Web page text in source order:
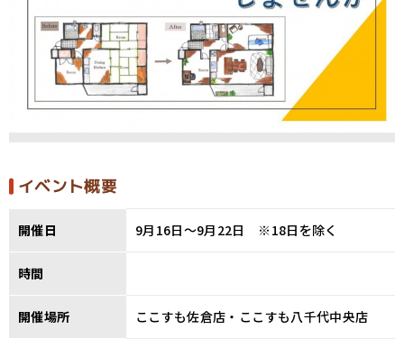
イベント概要
開催日 9月16日～9月22日 ※18日を除く
時間
開催場所 ここすも佐倉店・ここすも八千代中央店